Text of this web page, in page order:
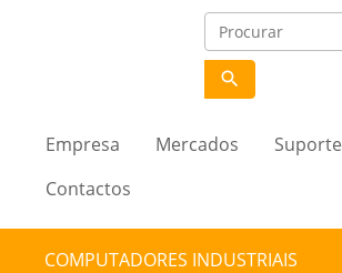
search
Empresa Mercados Suporte
Contactos
COMPUTADORES INDUSTRIAIS